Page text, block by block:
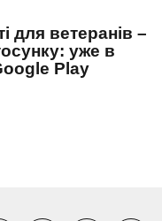
для ветеранів –
уже в
Play